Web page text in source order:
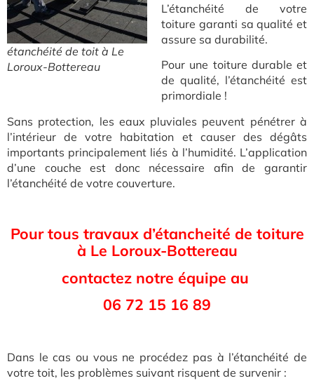
étanchéité de toit à Le
Loroux-Bottereau
L’étanchéité de votre
toiture garanti sa qualité et
assure sa durabilité.
Pour une toiture durable et
de qualité, l’étanchéité est
primordiale !
Sans protection, les eaux pluviales peuvent pénétrer à
l’intérieur de votre habitation et causer des dégâts
importants principalement liés à l’humidité. L’application
d’une couche est donc nécessaire afin de garantir
l’étanchéité de votre couverture.
Pour tous travaux d’étancheité de toiture
à Le Loroux-Bottereau
contactez notre équipe au
06 72 15 16 89
Dans le cas ou vous ne procédez pas à l’étanchéité de
votre toit, les problèmes suivant risquent de survenir :